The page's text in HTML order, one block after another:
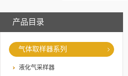
产品目录
气体取样器系列
液化气采样器